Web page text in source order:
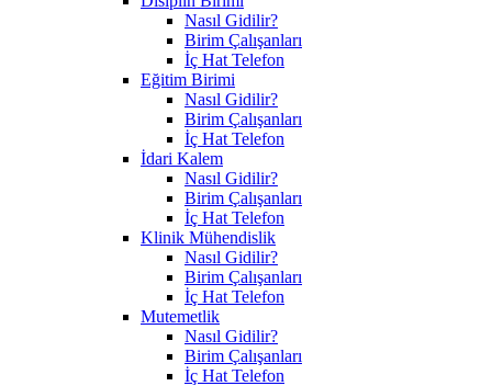
Nasıl Gidilir?
Birim Çalışanları
İç Hat Telefon
Eğitim Birimi
Nasıl Gidilir?
Birim Çalışanları
İç Hat Telefon
İdari Kalem
Nasıl Gidilir?
Birim Çalışanları
İç Hat Telefon
Klinik Mühendislik
Nasıl Gidilir?
Birim Çalışanları
İç Hat Telefon
Mutemetlik
Nasıl Gidilir?
Birim Çalışanları
İç Hat Telefon